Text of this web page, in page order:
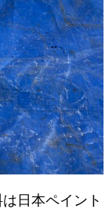
日本ペイント